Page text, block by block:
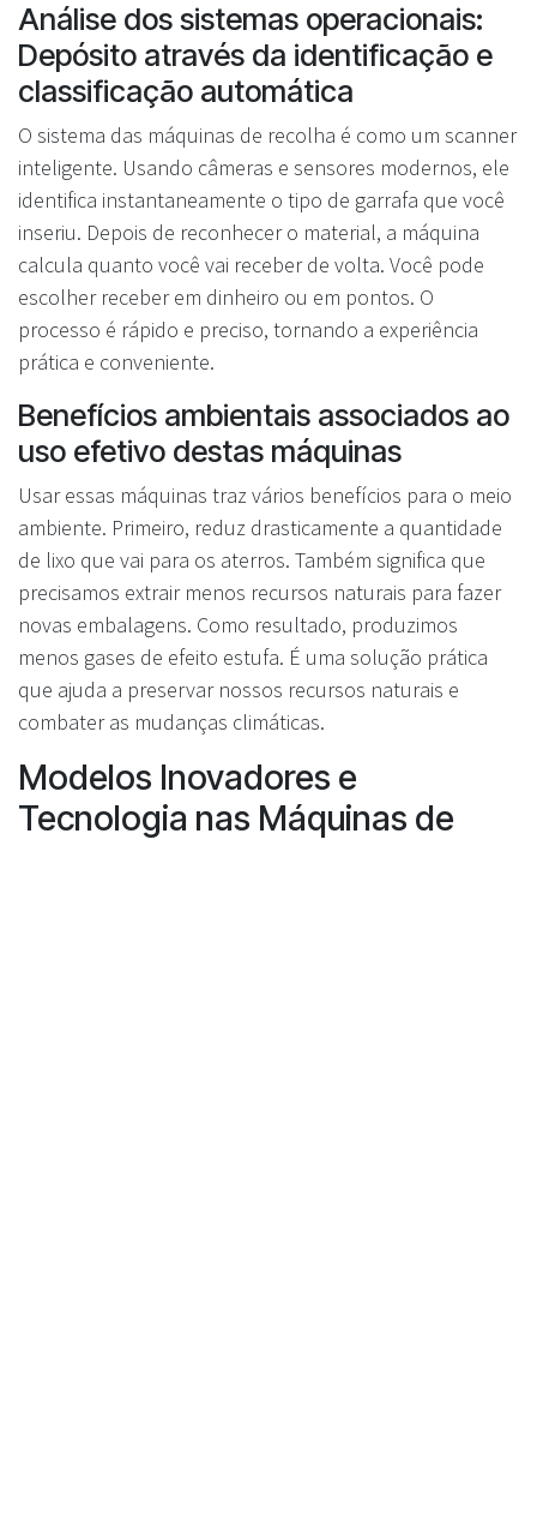
Análise dos sistemas operacionais:
Depósito através da identificação e
classificação automática
O sistema das máquinas de recolha é como um scanner
inteligente. Usando câmeras e sensores modernos, ele
identifica instantaneamente o tipo de garrafa que você
inseriu. Depois de reconhecer o material, a máquina
calcula quanto você vai receber de volta. Você pode
escolher receber em dinheiro ou em pontos. O
processo é rápido e preciso, tornando a experiência
prática e conveniente.
Benefícios ambientais associados ao
uso efetivo destas máquinas
Usar essas máquinas traz vários benefícios para o meio
ambiente. Primeiro, reduz drasticamente a quantidade
de lixo que vai para os aterros. Também significa que
precisamos extrair menos recursos naturais para fazer
novas embalagens. Como resultado, produzimos
menos gases de efeito estufa. É uma solução prática
que ajuda a preservar nossos recursos naturais e
combater as mudanças climáticas.
Modelos Inovadores e
Tecnologia nas Máquinas de